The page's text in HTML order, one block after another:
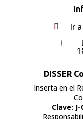
 Ir
}
DISSER
Inserta en el
Clave: J-